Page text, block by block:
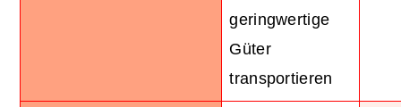
geringwertige
Güter
transportieren